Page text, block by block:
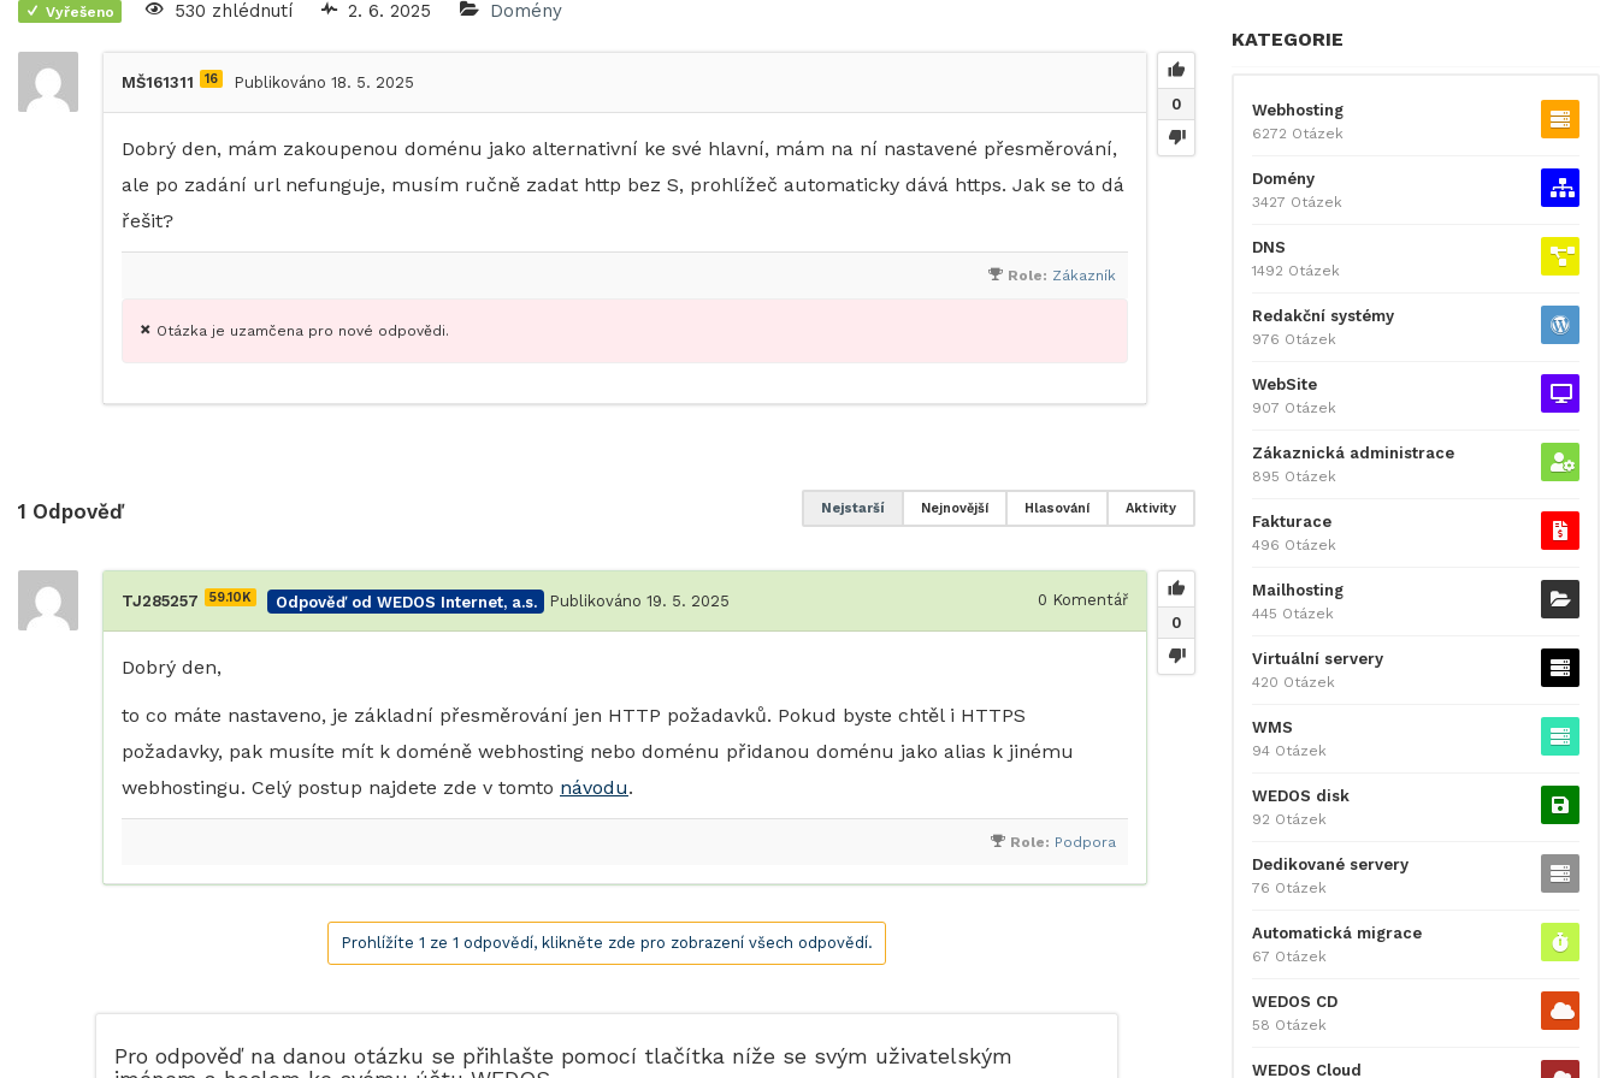
Vyřešeno 530 zhlédnutí 2. 6. 2025 Domény
0
MŠ161311 16 Publikováno 18. 5. 2025
Dobrý den, mám zakoupenou doménu jako alternativní ke své hlavní, mám na ní nastavené přesměrování,
ale po zadání url nefunguje, musím ručně zadat http bez S, prohlížeč automaticky dává https. Jak se to dá
řešit?
Role: Zákazník
Otázka je uzamčena pro nové odpovědi.
1 Odpověď Aktivity
Hlasování
Nejnovější
Nejstarší
0
TJ285257 59.10K Odpověď od WEDOS Internet, a.s. Publikováno 19. 5. 2025 0 Komentář
Dobrý den,
to co máte nastaveno, je základní přesměrování jen HTTP požadavků. Pokud byste chtěl i HTTPS
požadavky, pak musíte mít k doméně webhosting nebo doménu přidanou doménu jako alias k jinému
webhostingu. Celý postup najdete zde v tomto návodu.
Role: Podpora
Prohlížíte 1 ze 1 odpovědí, klikněte zde pro zobrazení všech odpovědí.
Pro odpověď na danou otázku se přihlašte pomocí tlačítka níže se svým uživatelským
KATEGORIE
Webhosting
6272 Otázek
Domény
3427 Otázek
DNS
1492 Otázek
Redakční systémy
976 Otázek
WebSite
907 Otázek
Zákaznická administrace
895 Otázek
Fakturace
496 Otázek
Mailhosting
445 Otázek
Virtuální servery
420 Otázek
WMS
94 Otázek
WEDOS disk
92 Otázek
Dedikované servery
76 Otázek
Automatická migrace
67 Otázek
WEDOS CD
58 Otázek
WEDOS Cloud